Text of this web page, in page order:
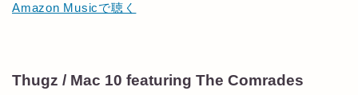
Amazon Musicで聴く
Thugz / Mac 10 featuring The Comrades